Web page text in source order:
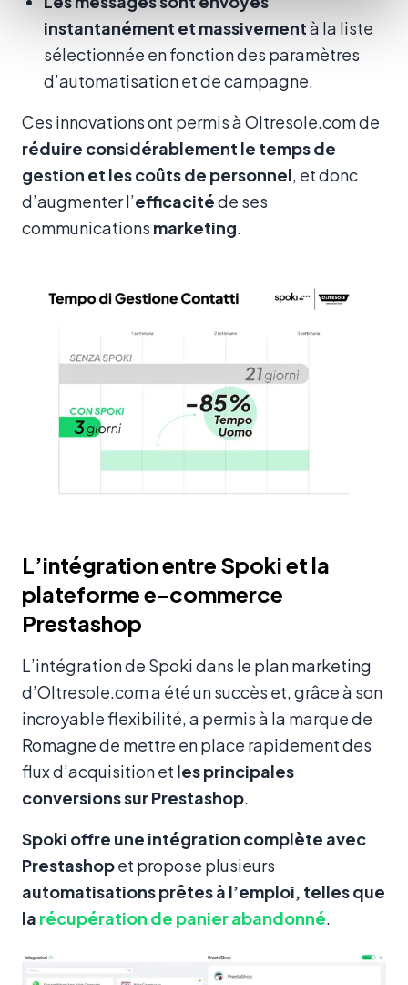
instantanément et massivementà la liste
sélectionnée en fonction des paramètres
d’automatisation et de campagne.
Ces innovations ont permis à Oltresole.com de
réduire considérablement le temps de
gestion et les coûts de personnel, et donc
d’augmenter l’efficacitéde ses
communications marketing.
L’intégration entre Spoki et la
plateforme e-commerce
Prestashop
L’intégration de Spoki dans le plan marketing
d’Oltresole.com a été un succès et, grâce à son
incroyable flexibilité, a permis à la marque de
Romagne de mettre en place rapidement des
flux d’acquisition et les principales
conversions sur Prestashop.
Spoki offre une intégration complète avec
Prestashopet propose plusieurs
automatisations prêtes à l’emploi, telles que
la récupération de panier abandonné.